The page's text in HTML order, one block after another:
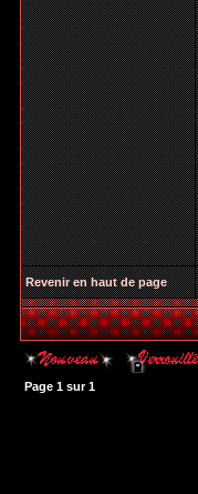
Revenir en haut de page
Page 1 sur1